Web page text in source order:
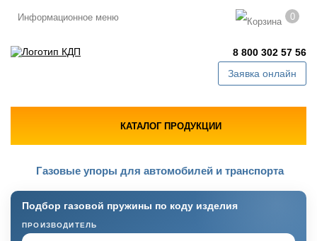
Информационное меню 0
8 800 302 57 56
Заявка онлайн
КАТАЛОГ ПРОДУКЦИИ
Газовые упоры для автомобилей и транспорта
Подбор газовой пружины по коду изделия
ПРОИЗВОДИТЕЛЬ